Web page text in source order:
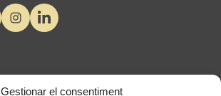
Gestionar el consentiment